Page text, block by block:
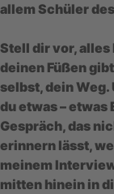
allem Schüler
Stell dir vor, alles
deinen Füßen
selbst, dein Weg.
du etwas – etwas
Gespräch, das
erinnern lässt,
meinem
mitten hinein in